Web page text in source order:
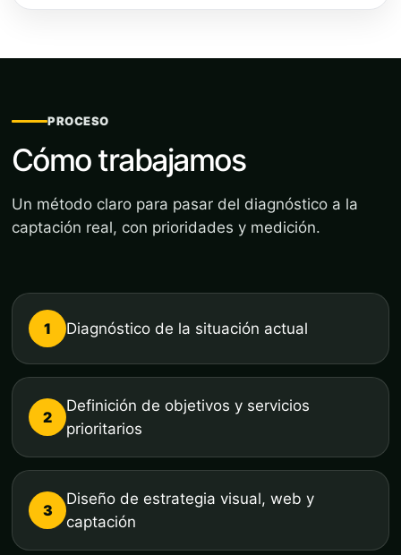
PROCESO
Cómo trabajamos
Un método claro para pasar del diagnóstico a la
captación real, con prioridades y medición.
1 Diagnóstico de la situación actual
2
Definición de objetivos y servicios
prioritarios
3
Diseño de estrategia visual, web y
captación